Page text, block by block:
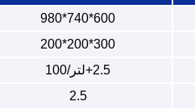
600*740*980
300*200*200
2.5+لتر/100
2.5